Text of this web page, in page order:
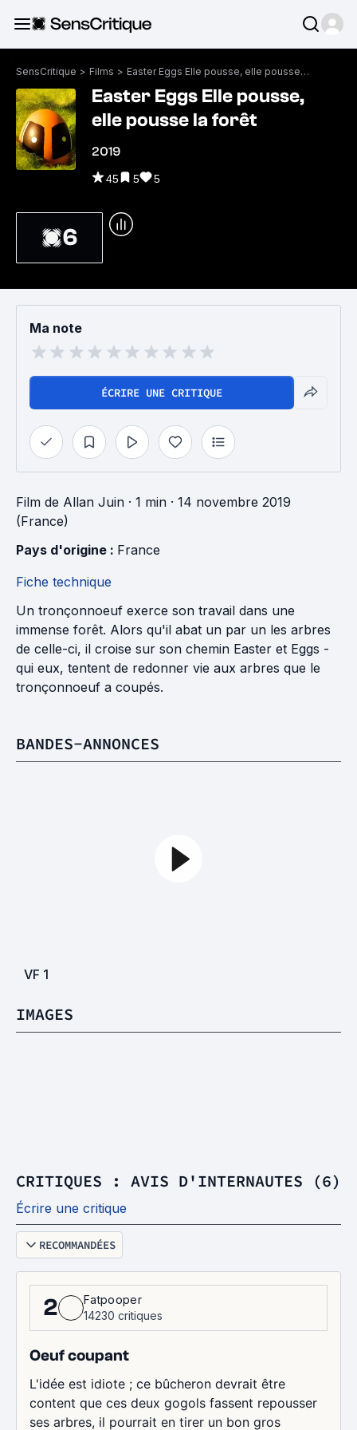
SensCritique > Films > Easter Eggs Elle pousse, elle pousse la forêt
Easter Eggs Elle pousse,
elle pousse la forêt
2019
45 5 5
6
Ma note
ÉCRIRE UNE CRITIQUE
Film de Allan Juin · 1 min · 14 novembre 2019
(France)
Pays d'origine : France
Fiche technique
Un tronçonnoeuf exerce son travail dans une
immense forêt. Alors qu'il abat un par un les arbres
de celle-ci, il croise sur son chemin Easter et Eggs -
qui eux, tentent de redonner vie aux arbres que le
tronçonnoeuf a coupés.
BANDES-ANNONCES
VF 1
IMAGES
CRITIQUES : AVIS D'INTERNAUTES (6)
Écrire une critique
RECOMMANDÉES
2
Fatpooper
14230 critiques
Oeuf coupant
L'idée est idiote ; ce bûcheron devrait être
content que ces deux gogols fassent repousser
ses arbres, il pourrait en tirer un bon gros